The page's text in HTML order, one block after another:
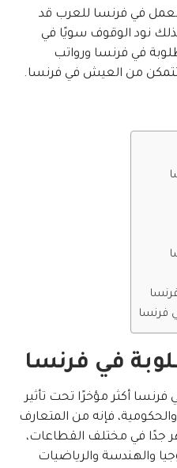
في فرنسا للعرب قد
نود الوقوف سويًا في
في فرنسا ورواتب
لتتمكن من العيش في فرنسا.
فرنسا
في فرنسا
فرنسا أكثر مؤخرًا تحت تأثير
فإنه من المتعارف
جدًا في مختلف القطاعات،
والهندسة والرياضيات